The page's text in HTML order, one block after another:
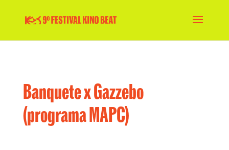
Banquete x Gazzebo
(programa MAPC)